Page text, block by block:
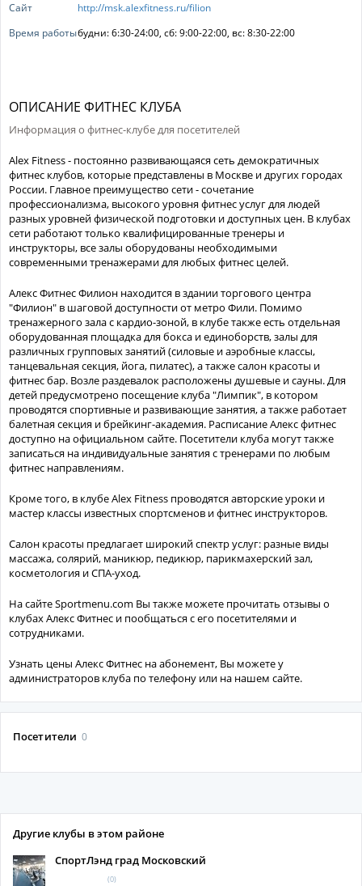
Сайт
http://msk.alexfitness.ru/filion
Время работыбудни: 6:30-24:00, сб: 9:00-22:00, вс: 8:30-22:00
ОПИСАНИЕ ФИТНЕС КЛУБА
Информация о фитнес-клубе для посетителей
Alex Fitness - постоянно развивающаяся сеть демократичных
фитнес клубов, которые представлены в Москве и других городах
России. Главное преимущество сети - сочетание
профессионализма, высокого уровня фитнес услуг для людей
разных уровней физической подготовки и доступных цен. В клубах
сети работают только квалифицированные тренеры и
инструкторы, все залы оборудованы необходимыми
современными тренажерами для любых фитнес целей.
Алекс Фитнес Филион находится в здании торгового центра
"Филион" в шаговой доступности от метро Фили. Помимо
тренажерного зала с кардио-зоной, в клубе также есть отдельная
оборудованная площадка для бокса и единоборств, залы для
различных групповых занятий (силовые и аэробные классы,
танцевальная секция, йога, пилатес), а также салон красоты и
фитнес бар. Возле раздевалок расположены душевые и сауны. Для
детей предусмотрено посещение клуба "Лимпик", в котором
проводятся спортивные и развивающие занятия, а также работает
балетная секция и брейкинг-академия. Расписание Алекс фитнес
доступно на официальном сайте. Посетители клуба могут также
записаться на индивидуальные занятия с тренерами по любым
фитнес направлениям.
Кроме того, в клубе Alex Fitness проводятся авторские уроки и
мастер классы известных спортсменов и фитнес инструкторов.
Салон красоты предлагает широкий спектр услуг: разные виды
массажа, солярий, маникюр, педикюр, парикмахерский зал,
косметология и СПА-уход.
На сайте Sportmenu.com Вы также можете прочитать отзывы о
клубах Алекс Фитнес и пообщаться с его посетителями и
сотрудниками.
Узнать цены Алекс Фитнес на абонемент, Вы можете у
администраторов клуба по телефону или на нашем сайте.
Посетители 0
Другие клубы в этом районе
СпортЛэнд град Московский
(0)